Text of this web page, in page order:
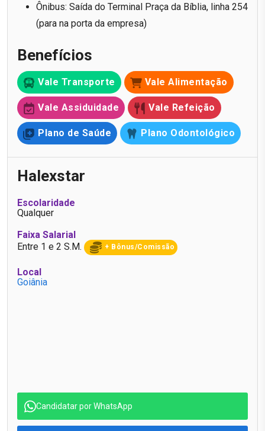
Ônibus: Saída do Terminal Praça da Bíblia, linha 254
(para na porta da empresa)
Benefícios
Vale Transporte Vale Alimentação
Vale Assiduidade Vale Refeição
Plano de Saúde Plano Odontológico
Halexstar
Escolaridade
Qualquer
Faixa Salarial
Entre 1 e 2 S.M.
+ Bônus/Comissão
Local
Goiânia
Candidatar por WhatsApp